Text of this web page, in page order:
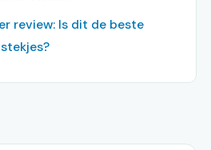
review: Is dit de beste